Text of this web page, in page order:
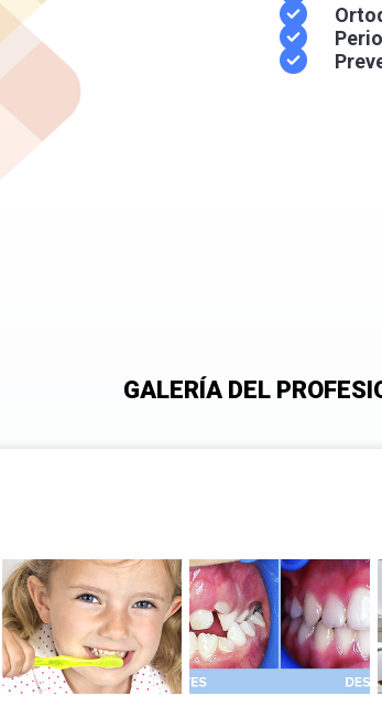
GALERÍA DEL